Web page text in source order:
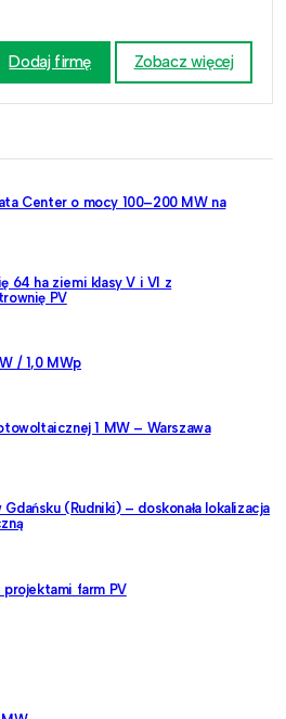
Dodaj firmę Zobacz więcej
Center o mocy 100–200 MW na
64 ha ziemi klasy V i VI z
PV
/ 1,0 MWp
1 MW – Warszawa
(Rudniki) – doskonała lokalizacja
projektami farm PV